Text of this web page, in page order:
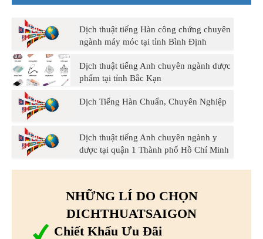
Dịch thuật tiếng Hàn công chứng chuyên
ngành máy móc tại tỉnh Bình Định
Dịch thuật tiếng Anh chuyên ngành dược
phẩm tại tỉnh Bắc Kạn
Dịch Tiếng Hàn Chuẩn, Chuyên Nghiệp
Dịch thuật tiếng Anh chuyên ngành y
dược tại quận 1 Thành phố Hồ Chí Minh
NHỮNG LÍ DO CHỌN
DICHTHUATSAIGON
Chiết Khấu Ưu Đãi